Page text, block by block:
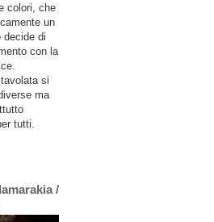
colori, che
un
decide di
con la
si
ma
tutti.
/